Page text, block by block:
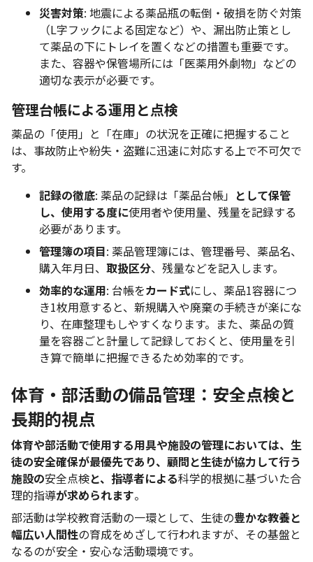
災害対策: 地震による薬品瓶の転倒・破損を防ぐ対策
（L字フックによる固定など）や、漏出防止策とし
て薬品の下にトレイを置くなどの措置も重要です。
また、容器や保管場所には「医薬用外劇物」などの
適切な表示が必要です。
管理台帳による運用と点検
薬品の「使用」と「在庫」の状況を正確に把握すること
は、事故防止や紛失・盗難に迅速に対応する上で不可欠で
す。
記録の徹底: 薬品の記録は「薬品台帳」 として保管
し、使用する度に使用者や使用量、残量を記録する
必要があります。
管理簿の項目: 薬品管理簿には、管理番号、薬品名、
購入年月日、 取扱区分、残量などを記入します。
効率的な運用: 台帳をカード式にし、薬品1容器につ
き1枚用意すると、新規購入や廃棄の手続きが楽にな
り、在庫整理もしやすくなります。また、薬品の質
量を容器ごと計量して記録しておくと、使用量を引
き算で簡単に把握できるため効率的です。
体育・部活動の備品管理：安全点検と
長期的視点
体育や部活動で使用する用具や施設の管理においては、生
徒の安全確保が最優先であり、顧問と生徒が協力して行う
施設の安全点検と、指導者による科学的根拠に基づいた合
理的指導が求められます。
部活動は学校教育活動の一環として、生徒の豊かな教養と
幅広い人間性の育成をめざして行われますが、その基盤と
なるのが安全・安心な活動環境です。